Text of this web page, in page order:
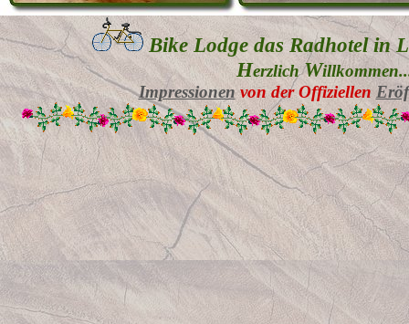
Bike Lodge das Radhotel in
HerzlichW
Impressionenvon der Offiziellen